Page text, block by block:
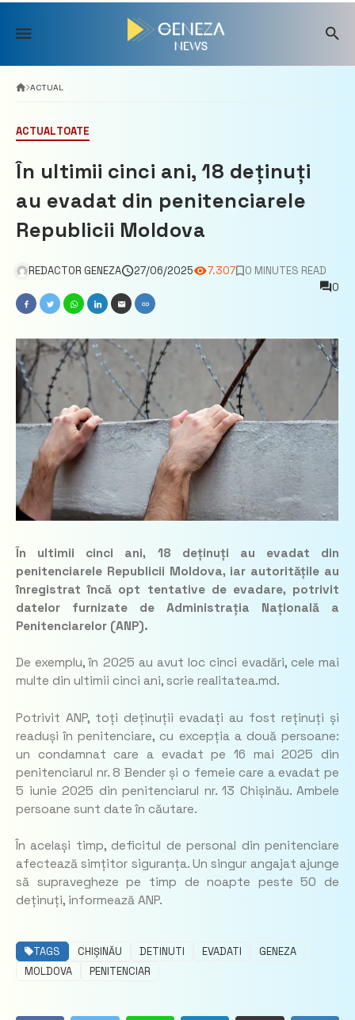
Skip
content
ACTUAL
ACTUALTOATE
În ultimii cinci ani, 18 deținuți
au evadat din penitenciarele
Republicii Moldova
REDACTOR GENEZA 27/06/2025 7.307
0 MINUTES READ
0
În ultimii cinci ani, 18 deținuți au evadat din
penitenciarele Republicii Moldova, iar autoritățile au
înregistrat încă opt tentative de evadare, potrivit
datelor furnizate de Administrația Națională a
Penitenciarelor (ANP).
De exemplu, în 2025 au avut loc cinci evadări, cele mai
multe din ultimii cinci ani, scrie realitatea.md.
Potrivit ANP, toți deținuții evadați au fost reținuți și
readuși în penitenciare, cu excepția a două persoane:
un condamnat care a evadat pe 16 mai 2025 din
penitenciarul nr. 8 Bender și o femeie care a evadat pe
5 iunie 2025 din penitenciarul nr. 13 Chișinău. Ambele
persoane sunt date în căutare.
În același timp, deficitul de personal din penitenciare
afectează simțitor siguranța. Un singur angajat ajunge
să supravegheze pe timp de noapte peste 50 de
deținuți, informează ANP.
TAGS CHIȘINĂU DETINUTI EVADATI
GENEZA
MOLDOVA
PENITENCIAR